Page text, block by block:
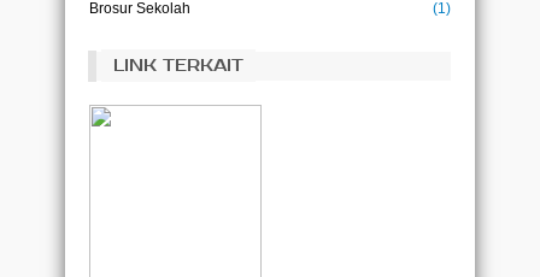
Brosur Sekolah
(1)
LINK TERKAIT